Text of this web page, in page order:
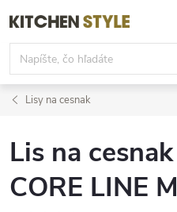
na
obsah
Lisy na cesnak
Lis na
CORE LINE